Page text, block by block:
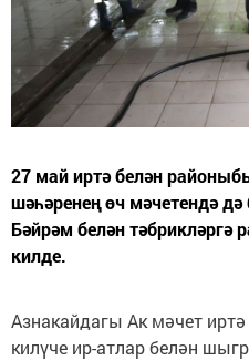
27 май иртә белән
шәһәренең өч мәчетендә
Бәйрәм белән
килде.
Азнакайдагы Ак мәчет
килүче ир-атлар белән